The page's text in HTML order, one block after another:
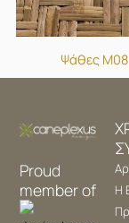
Ψάθες M08
Proud
member of
Η